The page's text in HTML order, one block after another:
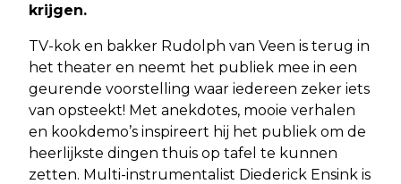
krijgen.
TV-kok en bakker Rudolph van Veen is terug in
het theater en neemt het publiek mee in een
geurende voorstelling waar iedereen zeker iets
van opsteekt! Met anekdotes, mooie verhalen
en kookdemo’s inspireert hij het publiek om de
heerlijkste dingen thuis op tafel te kunnen
zetten. Multi-instrumentalist Diederick Ensink is